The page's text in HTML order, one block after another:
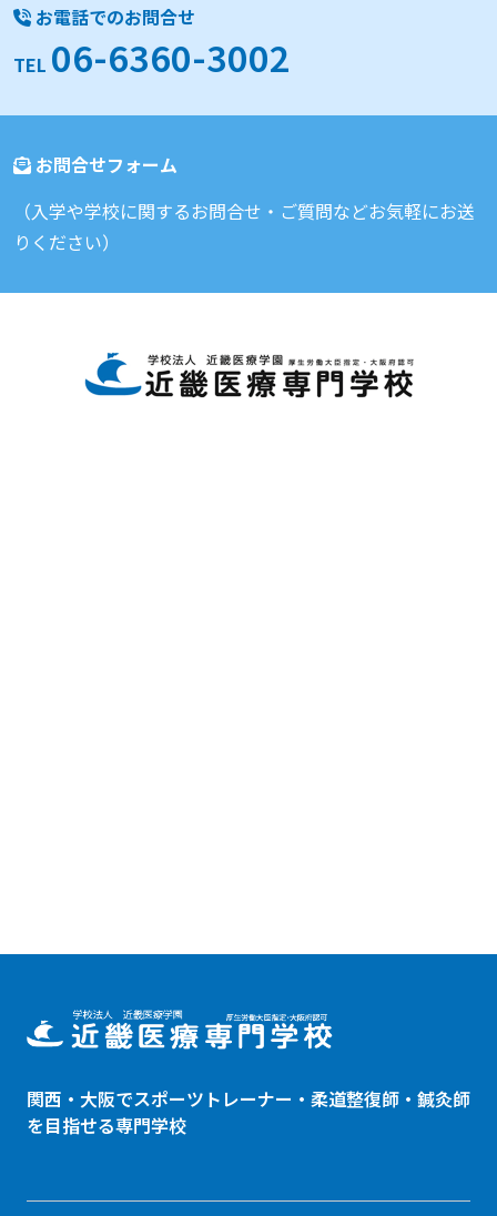
お電話でのお問合せ
TEL 06-6360-3002
お問合せフォーム
（入学や学校に関するお問合せ・ご質問などお気軽にお送
りください）
関西・大阪でスポーツトレーナー・ 柔道整復師 ・鍼灸師
を目指せる専門学校